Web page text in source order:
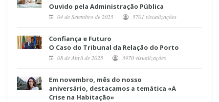
Ouvido pela Administração Pública
04 de Setembro de 2025 5701 visualizações
Confiança e Futuro
O Caso do Tribunal da Relação do Porto
08 de Abril de 2025 3970 visualizações
Em novembro, mês do nosso
aniversário, destacamos a temática «A
Crise na Habitação»